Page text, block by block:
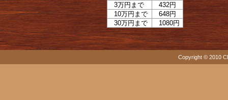
3万円まで
432円
10万円まで
648円
30万円まで
1080円
Copyright © 2010